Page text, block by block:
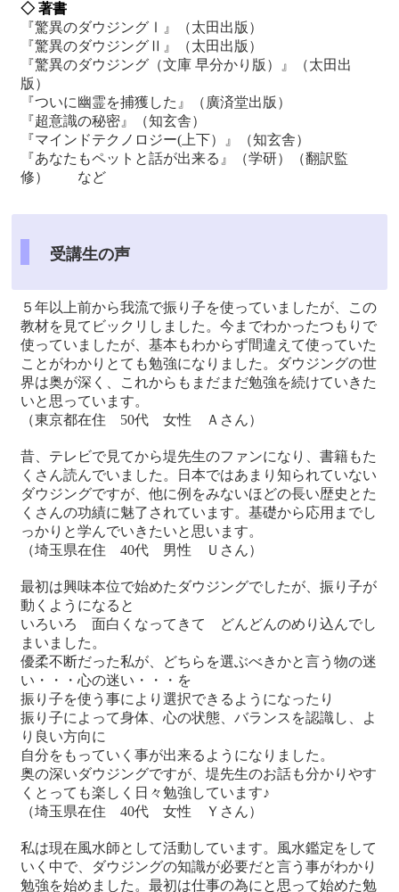
◇ 著書
『驚異のダウジングⅠ』（太田出版）
『驚異のダウジングⅡ』（太田出版）
『驚異のダウジング（文庫 早分かり版）』（太田出
版）
『ついに幽霊を捕獲した』（廣済堂出版）
『超意識の秘密』（知玄舎）
『マインドテクノロジー(上下）』（知玄舎）
『あなたもペットと話が出来る』（学研）（翻訳監
修） など
受講生の声
５年以上前から我流で振り子を使っていましたが、この
教材を見てビックリしました。今までわかったつもりで
使っていましたが、基本もわからず間違えて使っていた
ことがわかりとても勉強になりました。ダウジングの世
界は奥が深く、これからもまだまだ勉強を続けていきた
いと思っています。
（東京都在住 50代 女性 Ａさん）
昔、テレビで見てから堤先生のファンになり、書籍もた
くさん読んでいました。日本ではあまり知られていない
ダウジングですが、他に例をみないほどの長い歴史とた
くさんの功績に魅了されています。基礎から応用までし
っかりと学んでいきたいと思います。
（埼玉県在住 40代 男性 Ｕさん）
最初は興味本位で始めたダウジングでしたが、振り子が
動くようになると
いろいろ 面白くなってきて どんどんのめり込んでし
まいました。
優柔不断だった私が、どちらを選ぶべきかと言う物の迷
い・・・心の迷い・・・を
振り子を使う事により選択できるようになったり
振り子によって身体、心の状態、バランスを認識し、よ
り良い方向に
自分をもっていく事が出来るようになりました。
奥の深いダウジングですが、堤先生のお話も分かりやす
くとっても楽しく日々勉強しています♪
（埼玉県在住 40代 女性 Ｙさん）
私は現在風水師として活動しています。風水鑑定をして
いく中で、ダウジングの知識が必要だと言う事がわかり
勉強を始めました。最初は仕事の為にと思って始めた勉